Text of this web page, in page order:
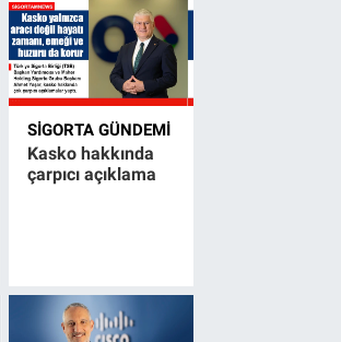
SIGORTA GÜNDEMI
Kasko hakkında
çarpıcı açıklama